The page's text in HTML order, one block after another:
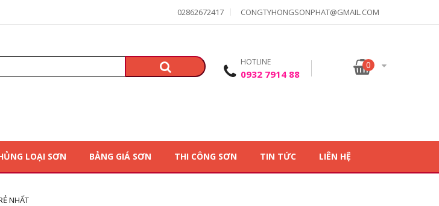
02862672417 CONGTYHONGSONPHAT@GMAIL.COM
HOTLINE
0932 7914 88
0
LOẠI SƠN BẢNG GIÁ SƠN THI CÔNG SƠN TIN TỨC LIÊN HỆ
NHẤT